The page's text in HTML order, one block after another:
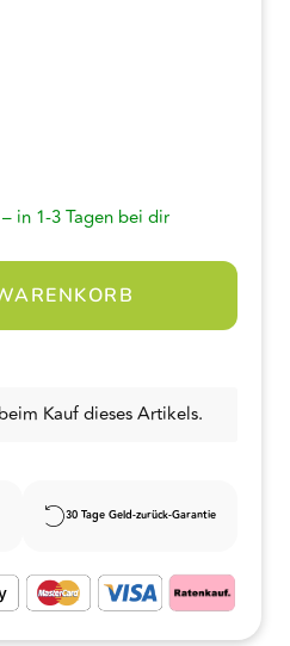
in 1-3 Tagen bei dir
Kauf dieses Artikels.
30 Tage Geld-zurück-Garantie